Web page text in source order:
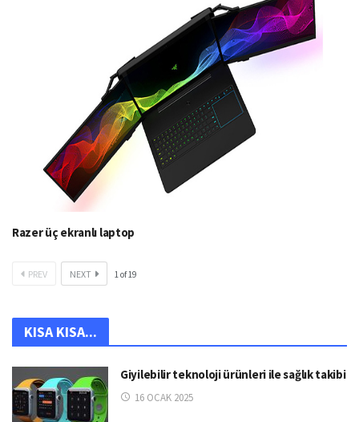
Razer üç ekranlı laptop
PREV NEXT 1 of19
KISA KISA...
Giyilebilir teknoloji ürünleri ile sağlık takibi
16 OCAK 2025